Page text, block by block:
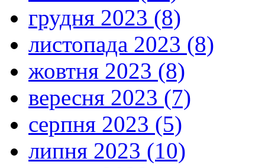
грудня 2023 (8)
листопада 2023 (8)
жовтня 2023 (8)
вересня 2023 (7)
серпня 2023 (5)
липня 2023 (10)